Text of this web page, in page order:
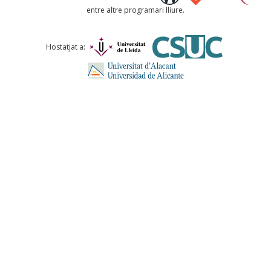
Comentari *
entre altre programari lliure.
Hostatjat a: